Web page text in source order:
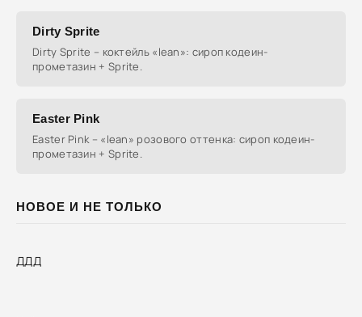
НОВОЕ И НЕ ТОЛЬКО
ДДД
Dirty Sprite
Dirty Sprite – коктейль «lean»: сироп кодеин-
прометазин + Sprite.
Easter Pink
Easter Pink – «lean» розового оттенка: сироп кодеин-
прометазин + Sprite.